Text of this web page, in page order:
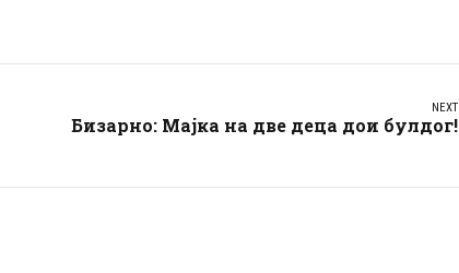
NEXT
Бизарно: Мајка на две деца дои булдог!